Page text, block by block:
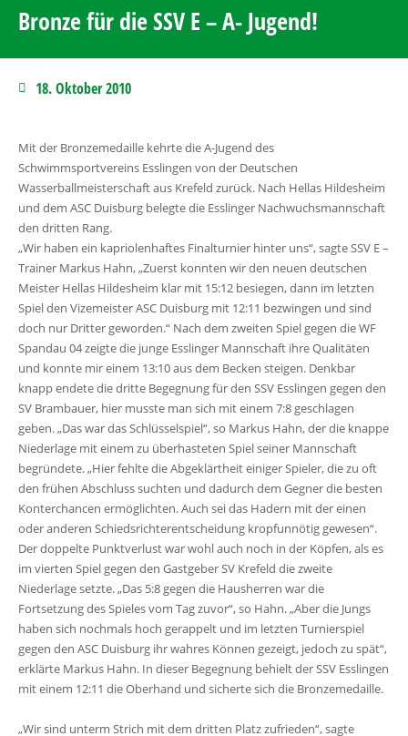
Bronze für die SSV E – A- Jugend!
18. Oktober 2010
Mit der Bronzemedaille kehrte die A-Jugend des
Schwimmsportvereins Esslingen von der Deutschen
Wasserballmeisterschaft aus Krefeld zurück. Nach Hellas Hildesheim
und dem ASC Duisburg belegte die Esslinger Nachwuchsmannschaft
den dritten Rang.
„Wir haben ein kapriolenhaftes Finalturnier hinter uns“, sagte SSV E –
Trainer Markus Hahn, „Zuerst konnten wir den neuen deutschen
Meister Hellas Hildesheim klar mit 15:12 besiegen, dann im letzten
Spiel den Vizemeister ASC Duisburg mit 12:11 bezwingen und sind
doch nur Dritter geworden.“ Nach dem zweiten Spiel gegen die WF
Spandau 04 zeigte die junge Esslinger Mannschaft ihre Qualitäten
und konnte mir einem 13:10 aus dem Becken steigen. Denkbar
knapp endete die dritte Begegnung für den SSV Esslingen gegen den
SV Brambauer, hier musste man sich mit einem 7:8 geschlagen
geben. „Das war das Schlüsselspiel“, so Markus Hahn, der die knappe
Niederlage mit einem zu überhasteten Spiel seiner Mannschaft
begründete. „Hier fehlte die Abgeklärtheit einiger Spieler, die zu oft
den frühen Abschluss suchten und dadurch dem Gegner die besten
Konterchancen ermöglichten. Auch sei das Hadern mit der einen
oder anderen Schiedsrichterentscheidung kropfunnötig gewesen“.
Der doppelte Punktverlust war wohl auch noch in der Köpfen, als es
im vierten Spiel gegen den Gastgeber SV Krefeld die zweite
Niederlage setzte. „Das 5:8 gegen die Hausherren war die
Fortsetzung des Spieles vom Tag zuvor“, so Hahn. „Aber die Jungs
haben sich nochmals hoch gerappelt und im letzten Turnierspiel
gegen den ASC Duisburg ihr wahres Können gezeigt, jedoch zu spät“,
erklärte Markus Hahn. In dieser Begegnung behielt der SSV Esslingen
mit einem 12:11 die Oberhand und sicherte sich die Bronzemedaille.
„Wir sind unterm Strich mit dem dritten Platz zufrieden“, sagte